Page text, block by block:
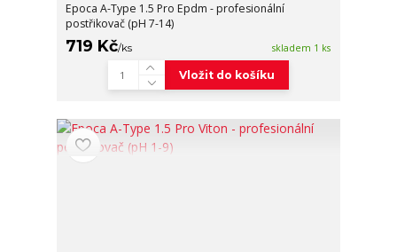
Epoca A-Type 1.5 Pro Epdm - profesionální
postřikovač (pH 7-14)
719 Kč/ks skladem 1 ks
Vložit do košíku